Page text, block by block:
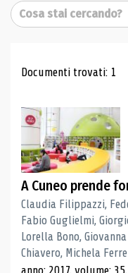
Cerca
Risultati
Documenti trovati: 1
A Cuneo prende
Claudia Filippazzi,
Fabio Guglielmi,
Lorella Bono,
Chiavero, Michela